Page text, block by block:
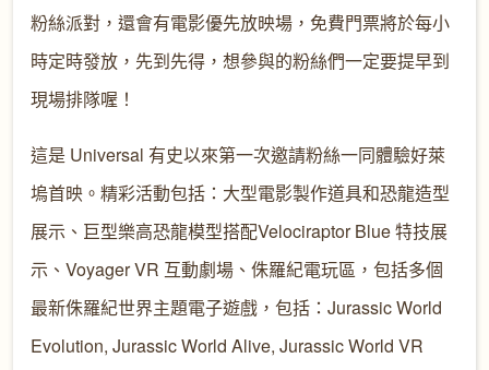
粉絲派對，還會有電影優先放映場，免費門票將於每小
時定時發放，先到先得，想參與的粉絲們一定要提早到
現場排隊喔！
這是 Universal 有史以來第一次邀請粉絲一同體驗好萊
塢首映。精彩活動包括：大型電影製作道具和恐龍造型
展示、巨型樂高恐龍模型搭配Velociraptor Blue 特技展
示、Voyager VR 互動劇場、侏羅紀電玩區，包括多個
最新侏羅紀世界主題電子遊戲，包括：Jurassic World
Evolution, Jurassic World Alive, Jurassic World VR